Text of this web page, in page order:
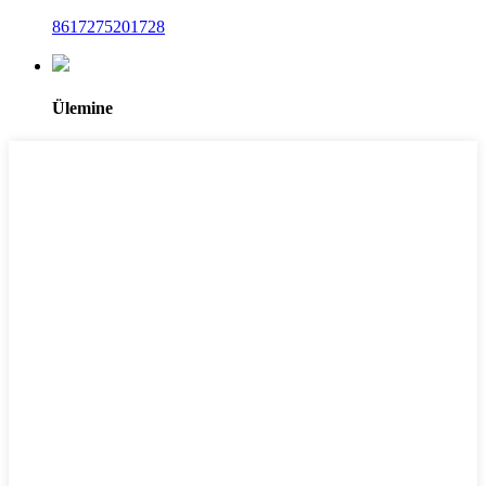
8617275201728
Ülemine